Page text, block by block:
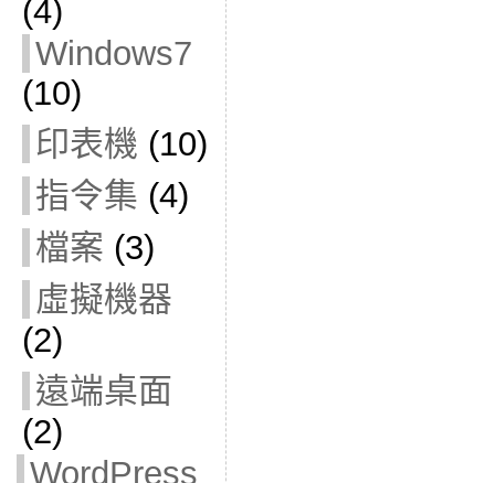
(4)
Windows7
(10)
印表機 (10)
指令集 (4)
檔案 (3)
虛擬機器
(2)
遠端桌面
(2)
WordPress